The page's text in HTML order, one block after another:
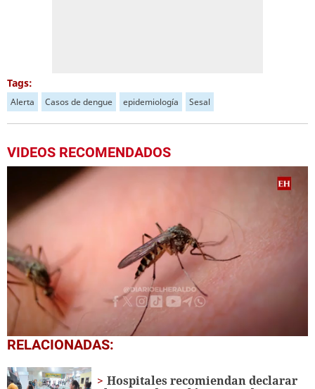
Tags:
Alerta Casos de dengue epidemiología Sesal
VIDEOS RECOMENDADOS
0
seconds
3
minutes,
RELACIONADAS:
Hospitales recomiendan declarar